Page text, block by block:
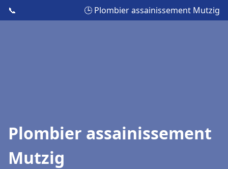
📞 🕒 Plombier assainissement Mutzig
Plombier assainissement
Mutzig